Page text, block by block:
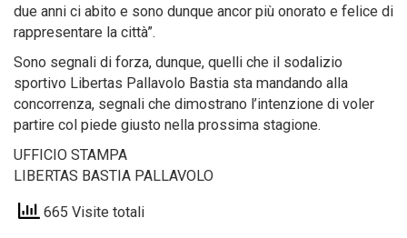
due anni ci abito e sono dunque ancor più onorato e felice di
rappresentare la città”.
Sono segnali di forza, dunque, quelli che il sodalizio
sportivo Libertas Pallavolo Bastia sta mandando alla
concorrenza, segnali che dimostrano l’intenzione di voler
partire col piede giusto nella prossima stagione.
UFFICIO STAMPA
LIBERTAS BASTIA PALLAVOLO
665 Visite totali